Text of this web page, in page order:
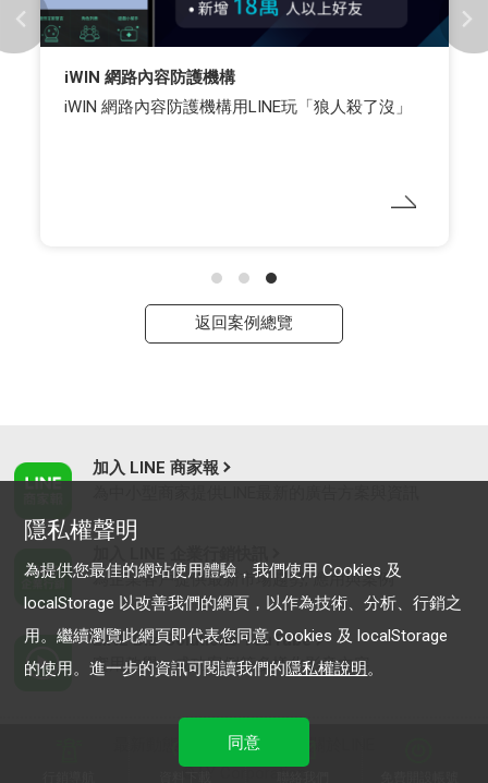
iWIN 網路內容防護機構
iWIN 網路內容防護機構用LINE玩「狼人殺了沒」
返回案例總覽
加入 LINE 商家報
為企業客戶提供最新市場趨勢, 應用與案例
LINE Biz-Solutions YouTube
實用教學、成功案例等多樣化影音內容
服務條款
隱私權聲明
為提供您最佳的網站使用體驗，我們使用 Cookies 及
localStorage 以改善我們的網頁，以作為技術、分析、行銷之
用。繼續瀏覽此網頁即代表您同意 Cookies 及 localStorage
的使用。進一步的資訊可閱讀我們的隱私權說明。
同意